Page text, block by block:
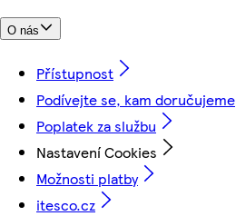
O nás
Přístupnost
Podívejte se, kam doručujeme
Poplatek za službu
Nastavení Cookies
Možnosti platby
itesco.cz